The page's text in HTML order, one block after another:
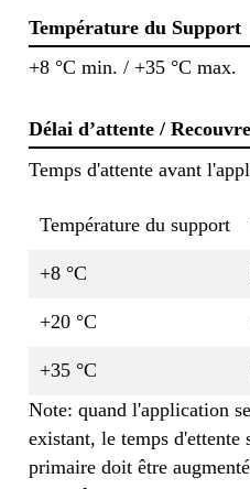
Température du Support
+8 °C min. / +35 °C max.
Délai d’attente /
Temps d'attente avant
Température du support
+8 °C
+20 °C
+35 °C
Note: quand l'application
existant, le temps
primaire doit être